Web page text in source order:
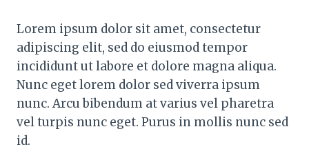
Lorem ipsum dolor sit amet, consectetur
adipiscing elit, sed do eiusmod tempor
incididunt ut labore et dolore magna aliqua.
Nunc eget lorem dolor sed viverra ipsum
nunc. Arcu bibendum at varius vel pharetra
vel turpis nunc eget. Purus in mollis nunc sed
id.